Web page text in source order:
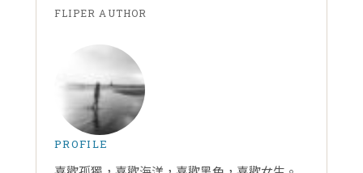
FLIPER AUTHOR
PROFILE